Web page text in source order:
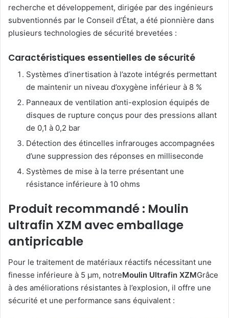
recherche et développement, dirigée par des ingénieurs
subventionnés par le Conseil d’État, a été pionnière dans
plusieurs technologies de sécurité brevetées :
Caractéristiques essentielles de sécurité
Systèmes d’inertisation à l’azote intégrés permettant
de maintenir un niveau d’oxygène inférieur à 8 %
Panneaux de ventilation anti-explosion équipés de
disques de rupture conçus pour des pressions allant
de 0,1 à 0,2 bar
Détection des étincelles infrarouges accompagnées
d’une suppression des réponses en milliseconde
Systèmes de mise à la terre présentant une
résistance inférieure à 10 ohms
Produit recommandé : Moulin
ultrafin XZM avec emballage
antipricable
Pour le traitement de matériaux réactifs nécessitant une
finesse inférieure à 5 μm, notreMoulin Ultrafin XZMGrâce
à des améliorations résistantes à l’explosion, il offre une
sécurité et une performance sans équivalent :